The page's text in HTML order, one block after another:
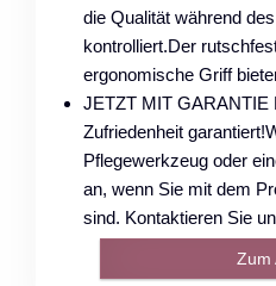
die Qualität während
kontrolliert.Der
ergonomische Griff
JETZT MIT GARANTIE
Zufriedenheit
Pflegewerkzeug oder
an, wenn Sie mit dem
sind. Kontaktieren Sie
Zum